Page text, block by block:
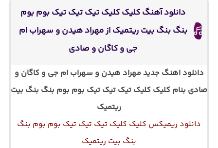
دانلود آهنگ کلیک کلیک تیک تیک تیک بوم بوم
بنگ بنگ بیت ریتمیک از مهراد هیدن و سهراب ام
جی و کاگان و صادی
دانلود اهنگ جدید مهراد هیدن و سهراب ام جی و کاگان و
صادی بنام کلیک کلیک تیک تیک تیک بوم بوم بنگ بنگ بیت
ریتمیک
دانلود ریمیکس کلیک کلیک تیک تیک تیک بوم بوم بنگ
بنگ بیت ریتمیک